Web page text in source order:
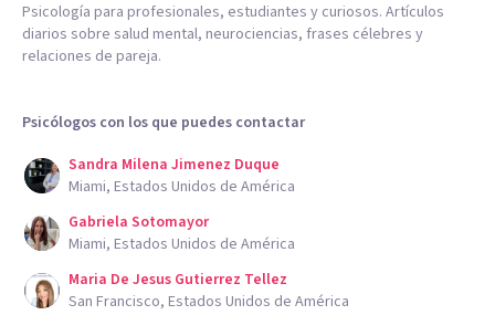
Psicología para profesionales, estudiantes y curiosos. Artículos
diarios sobre salud mental, neurociencias, frases célebres y
relaciones de pareja.
Psicólogos con los que puedes contactar
Sandra Milena Jimenez Duque
Miami, Estados Unidos de América
Gabriela Sotomayor
Miami, Estados Unidos de América
Maria De Jesus Gutierrez Tellez
San Francisco, Estados Unidos de América